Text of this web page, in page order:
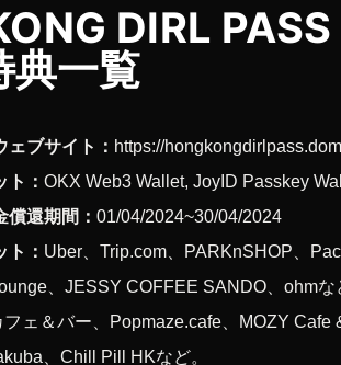
DIRL
典一覧
ェブサイト： https://
ト：OKX Web3 Wallet, JoyID Passkey
償還期間：01/04/2024~30/04/2024
ト： Uber、Trip.com、PARKnSHOP、
、JESSY COFFEE SANDO、ohm
ェ＆バー、Popmaze.cafe、MOZY
、Chill Pill HKなど。